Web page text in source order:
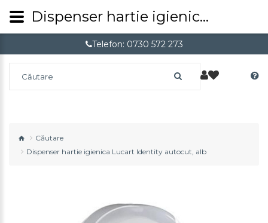
Telefon: 0730 572 273
Căutare
Dispenser hartie igienica Lucart Identity autocut, alb
Dispenser hartie igienica Lucart Identity autocut, alb